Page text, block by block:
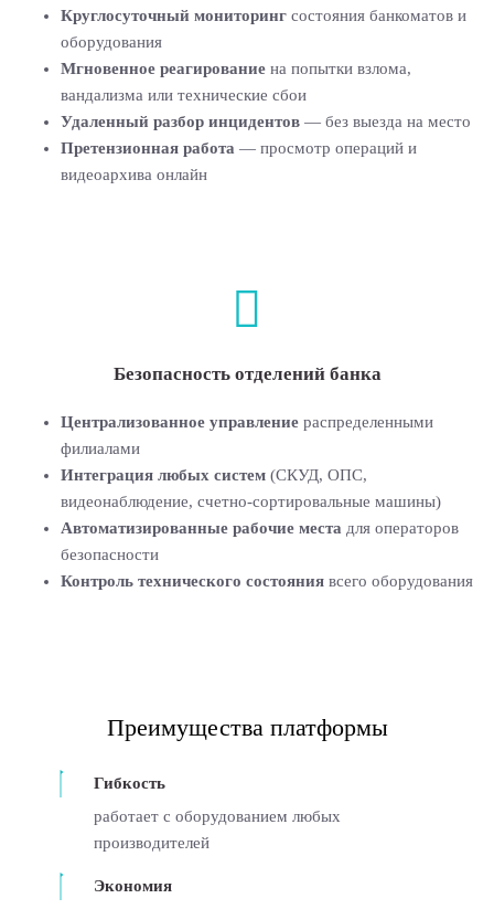
Круглосуточный мониторинг состояния банкоматов и
оборудования
Мгновенное реагирование на попытки взлома,
вандализма или технические сбои
Удаленный разбор инцидентов — без выезда на место
Претензионная работа — просмотр операций и
видеоархива онлайн
Безопасность отделений банка
Централизованное управление распределенными
филиалами
Интеграция любых систем (СКУД, ОПС,
видеонаблюдение, счетно-сортировальные машины)
Автоматизированные рабочие места для операторов
безопасности
Контроль технического состояния всего оборудования
Преимущества платформы
Гибкость
работает с оборудованием любых
производителей
Экономия